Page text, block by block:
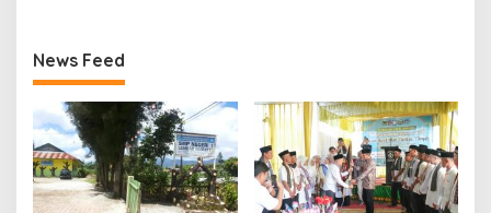
News Feed